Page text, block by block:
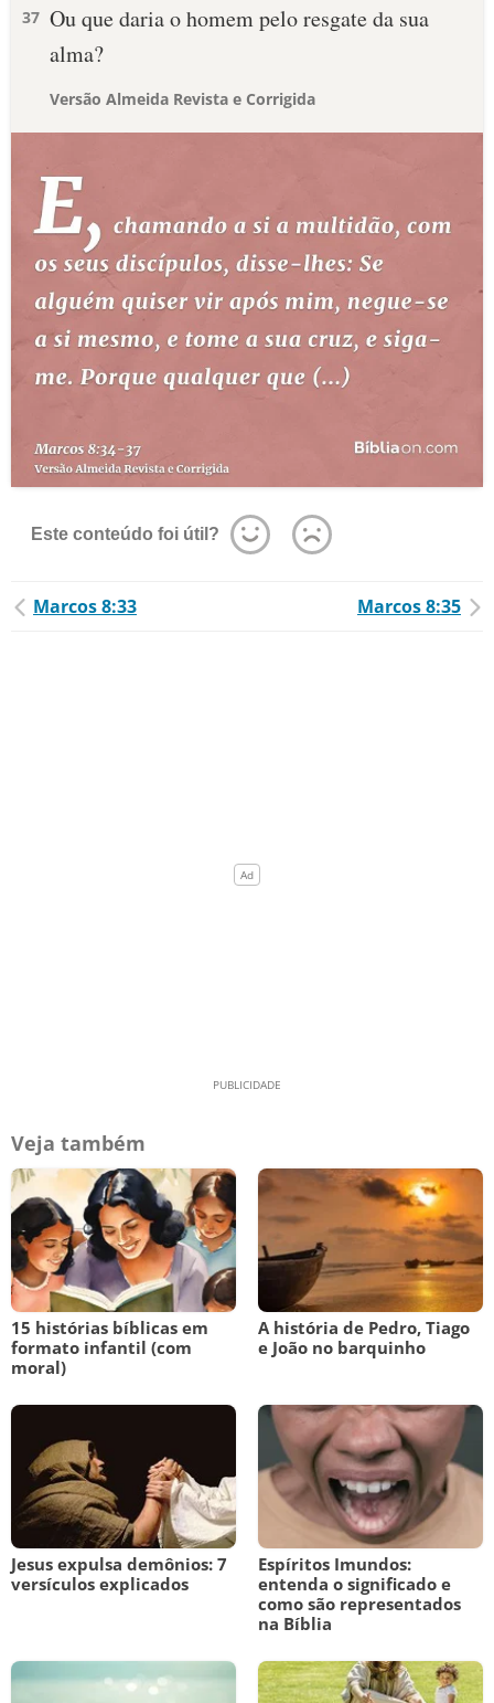
37 Ou que daria o homem pelo resgate da sua
alma?
Versão Almeida Revista e Corrigida
Este conteúdo foi útil?
Marcos 8:33 Marcos 8:35
Veja também
15 histórias bíblicas em
formato infantil (com
moral)
A história de Pedro, Tiago
e João no barquinho
Jesus expulsa demônios: 7
versículos explicados
Espíritos Imundos:
entenda o significado e
como são representados
na Bíblia